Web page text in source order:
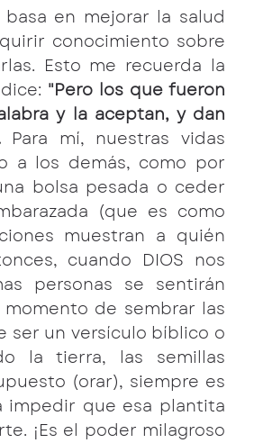
en mejorar la salud
conocimiento sobre
Esto me recuerda la
"Pero los que fueron
y la aceptan, y dan
Para mí, nuestras vidas
a los demás, como por
bolsa pesada o ceder
(que es como
muestran a quién
cuando DIOS nos
personas se sentirán
de sembrar las
ser un versículo bíblico o
la tierra, las semillas
(orar), siempre es
impedir que esa plantita
¡Es el poder milagroso